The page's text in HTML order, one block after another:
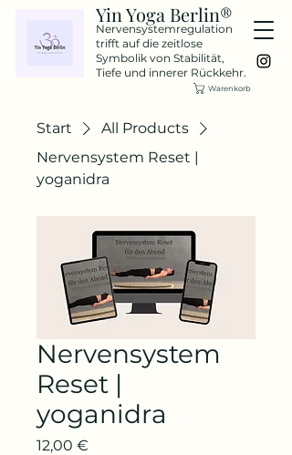
Yin Yoga Berlin®
Nervensystemregulation
trifft auf die zeitlose
Symbolik von Stabilität,
Tiefe und innerer Rückkehr.
Warenkorb
Start
All Products
Nervensystem Reset |
yoganidra
Nervensystem
Reset |
yoganidra
12,00 €